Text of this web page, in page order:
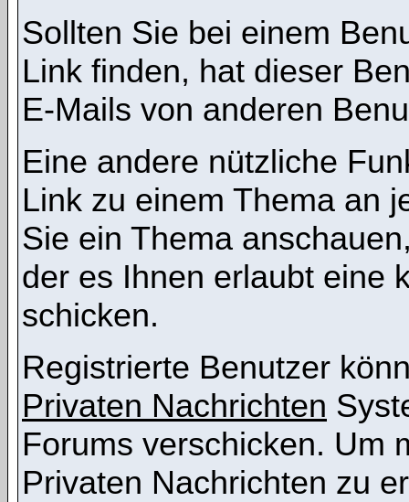
Sollten Sie bei einem
Link finden, hat dieser
E-Mails von anderen
Eine andere nützliche
Link zu einem Thema an
Sie ein Thema
der es Ihnen erlaubt eine
schicken.
Registrierte Benutzer
Privaten Nachrichten
Forums verschicken. Um
Privaten Nachrichten zu